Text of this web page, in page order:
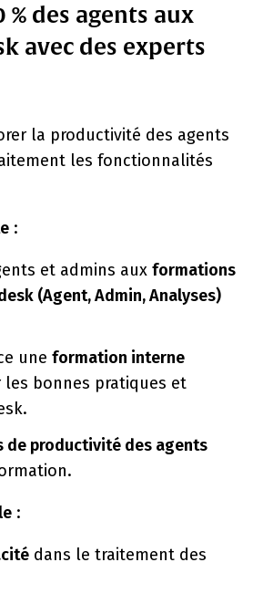
% des agents aux
avec des experts
la productivité des agents
les fonctionnalités
:
et admins aux formations
(Agent, Admin, Analyses)
une formation interne
les bonnes pratiques et
de productivité des agents
:
dans le traitement des